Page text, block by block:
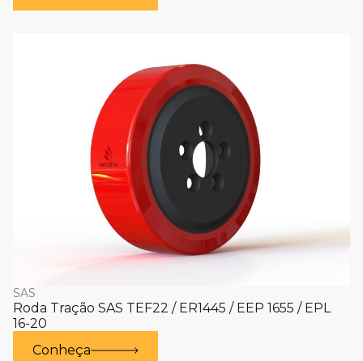
SAS
Roda Tração SAS TEF22 / ER1445 / EEP 1655 / EPL
16-20
Conheça